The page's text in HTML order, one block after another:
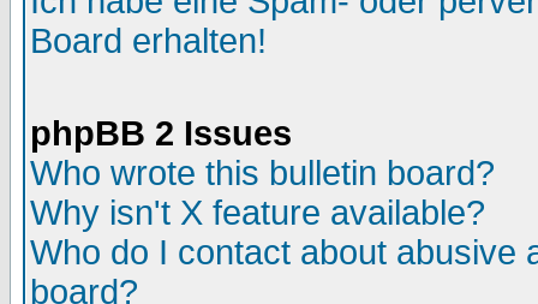
Board erhalten!
phpBB 2 Issues
Who wrote this bulletin board?
Why isn't X feature available?
Who do I contact about abusive
board?